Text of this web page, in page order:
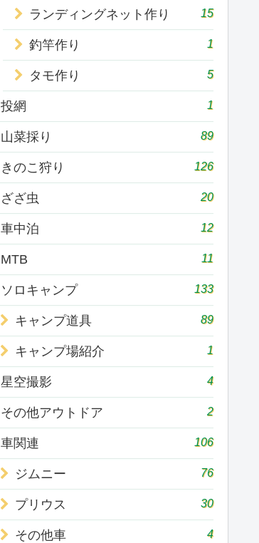
ランディングネット作り 15
釣竿作り 1
タモ作り 5
投網 1
山菜採り 89
きのこ狩り 126
ざざ虫 20
車中泊 12
MTB 11
ソロキャンプ 133
キャンプ道具 89
キャンプ場紹介 1
星空撮影 4
その他アウトドア 2
車関連 106
ジムニー 76
プリウス 30
その他車 4